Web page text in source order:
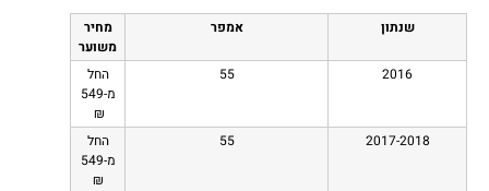
שנתון אמפר
מחיר
משוער
2016
55
החל
מ-549
₪
2017-2018
55
החל
מ-549
₪